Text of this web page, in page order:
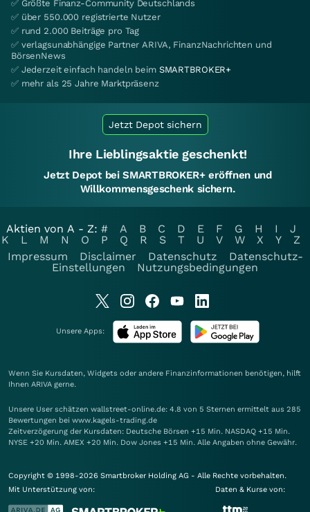
✅ Größte Finanz-Community Deutschlands
✅ über 550.000 registrierte Nutzer
✅ rund 2.000 Beiträge pro Tag
✅ verlagsunabhängige Partner ARIVA, FinanzNachrichten und
BörsenNews
✅ Jederzeit einfach handeln beim SMARTBROKER+
✅ mehr als 25 Jahre Marktpräsenz
Jetzt Depot sichern
Ihre Lieblingsaktie geschenkt!
Jetzt Depot bei SMARTBROKER+ eröffnen und
Willkommensgeschenk sichern.
Aktien von A - Z: # A B C D E F G H I
J
K
L M N O P Q R S T U V W X Y
Z
Impressum
Disclaimer Datenschutz
Datenschutz-
Einstellungen
Nutzungsbedingungen
Unsere Apps:
Wenn Sie Kursdaten, Widgets oder andere Finanzinformationen benötigen, hilft
Ihnen ARIVA gerne.
Unsere User schätzen wallstreet-online.de: 4.8 von 5 Sternen ermittelt aus 285
Bewertungen bei www.kagels-trading.de
Zeitverzögerung der Kursdaten: Deutsche Börsen +15 Min. NASDAQ +15 Min.
NYSE +20 Min. AMEX +20 Min. Dow Jones +15 Min. Alle Angaben ohne Gewähr.
Copyright © 1998-2026 Smartbroker Holding AG - Alle Rechte vorbehalten.
Mit Unterstützung von:
Daten & Kurse von: